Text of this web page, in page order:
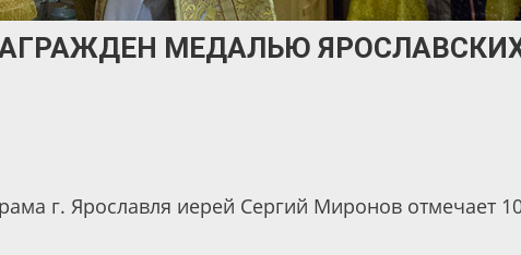
МЕДАЛЬЮ
г. Ярославля иерей Сергий Миронов отмечает